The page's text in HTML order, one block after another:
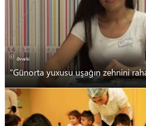
Əvvəlki
“Günorta yuxusu uşağın zehnini